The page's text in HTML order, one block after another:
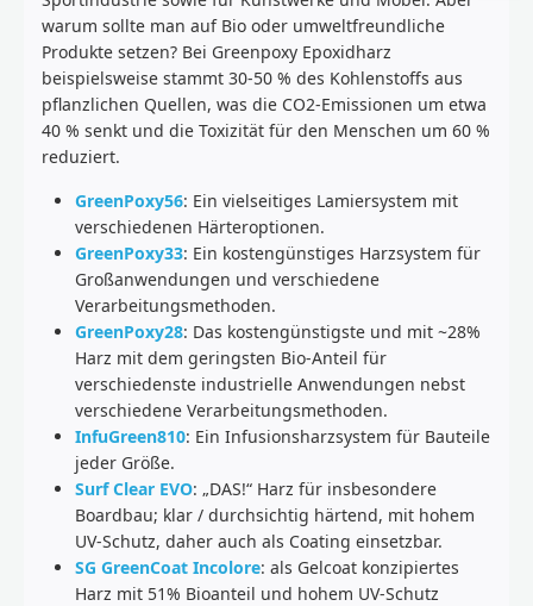
warum sollte man auf Bio oder umweltfreundliche
Produkte setzen? Bei Greenpoxy Epoxidharz
beispielsweise stammt 30-50 % des Kohlenstoffs aus
pflanzlichen Quellen, was die CO2-Emissionen um etwa
40 % senkt und die Toxizität für den Menschen um 60 %
reduziert.
GreenPoxy56: Ein vielseitiges Lamiersystem mit
verschiedenen Härteroptionen.
GreenPoxy33: Ein kostengünstiges Harzsystem für
Großanwendungen und verschiedene
Verarbeitungsmethoden.
GreenPoxy28: Das kostengünstigste und mit ~28%
Harz mit dem geringsten Bio-Anteil für
verschiedenste industrielle Anwendungen nebst
verschiedene Verarbeitungsmethoden.
InfuGreen810: Ein Infusionsharzsystem für Bauteile
jeder Größe.
Surf Clear EVO: „DAS!“ Harz für insbesondere
Boardbau; klar / durchsichtig härtend, mit hohem
UV-Schutz, daher auch als Coating einsetzbar.
SG GreenCoat Incolore: als Gelcoat konzipiertes
Harz mit 51% Bioanteil und hohem UV-Schutz